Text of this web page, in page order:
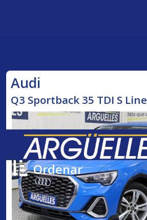
Ordenar
Audi
Q3 Sportback 35 TDI S Line